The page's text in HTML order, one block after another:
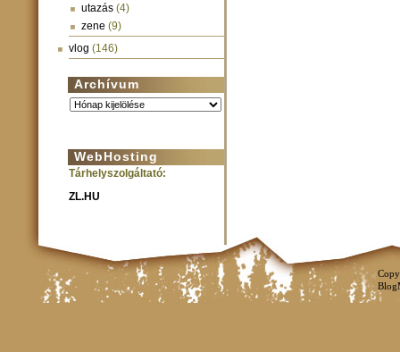
utazás (4)
zene (9)
vlog (146)
Archívum
Archívum
WebHosting
Tárhelyszolgáltató:
ZL.HU